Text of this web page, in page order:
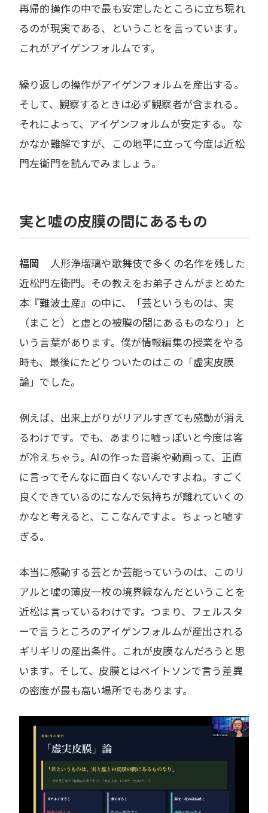
再帰的操作の中で最も安定したところに立ち現れ
るのが現実である、ということを言っています。
これがアイゲンフォルムです。
繰り返しの操作がアイゲンフォルムを産出する。
そして、観察するときは必ず観察者が含まれる。
それによって、アイゲンフォルムが安定する。な
かなか難解ですが、この地平に立って今度は近松
門左衛門を読んでみましょう。
実と嘘の皮膜の間にあるもの
福岡 人形浄瑠璃や歌舞伎で多くの名作を残した
近松門左衛門。その教えをお弟子さんがまとめた
本『難波土産』の中に、「芸というものは、実
（まこと）と虚との被膜の間にあるものなり」と
いう言葉があります。僕が情報編集の授業をやる
時も、最後にたどりついたのはこの「虚実皮膜
論」でした。
例えば、出来上がりがリアルすぎても感動が消え
るわけです。でも、あまりに嘘っぽいと今度は客
が冷えちゃう。AIの作った音楽や動画って、正直
に言ってそんなに面白くないんですよね。すごく
良くできているのになんで気持ちが離れていくの
かなと考えると、ここなんですよ。ちょっと嘘す
ぎる。
本当に感動する芸とか芸能っていうのは、このリ
アルと嘘の薄皮一枚の境界線なんだということを
近松は言っているわけです。つまり、フェルスタ
ーで言うところのアイゲンフォルムが産出される
ギリギリの産出条件。これが皮膜なんだろうと思
います。そして、皮膜とはベイトソンで言う差異
の密度が最も高い場所でもあります。